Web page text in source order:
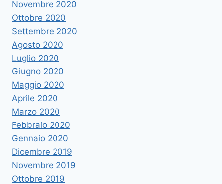
Novembre 2020
Ottobre 2020
Settembre 2020
Agosto 2020
Luglio 2020
Giugno 2020
Maggio 2020
Aprile 2020
Marzo 2020
Febbraio 2020
Gennaio 2020
Dicembre 2019
Novembre 2019
Ottobre 2019